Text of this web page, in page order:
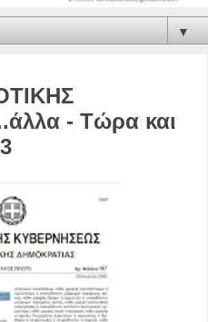
▼
- Τώρα και